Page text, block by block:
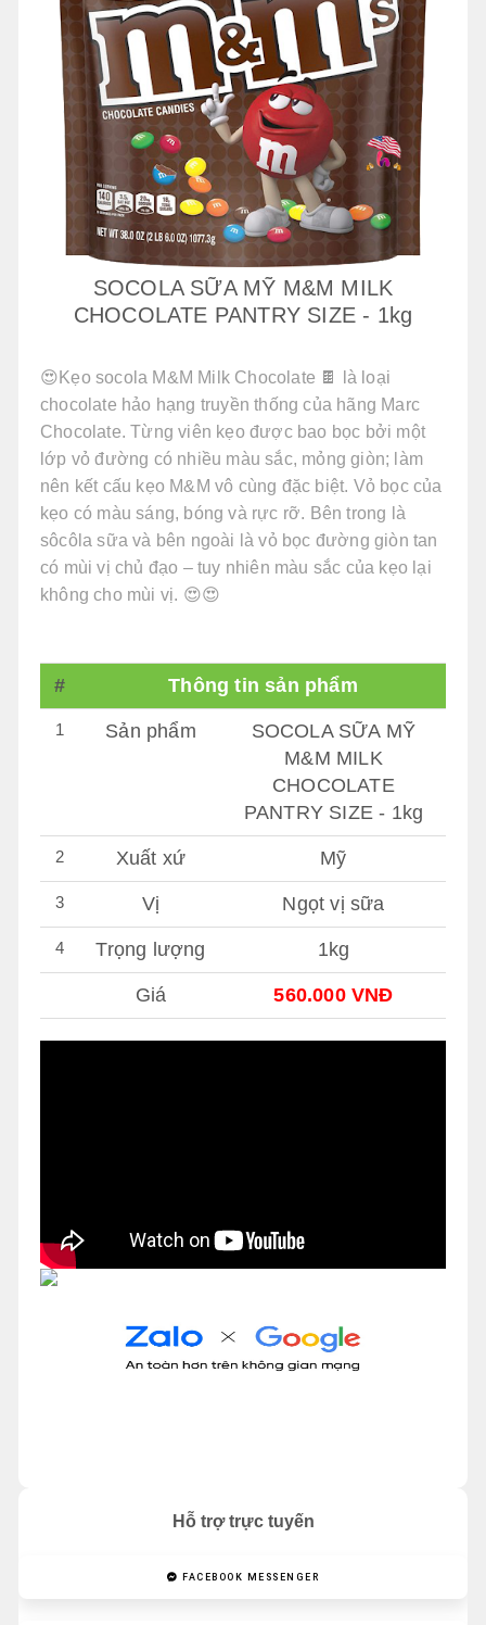
Hỗ trợ trực tuyến
FACEBOOK MESSENGER
SOCOLA SỮA MỸ M&M MILK
CHOCOLATE PANTRY SIZE - 1kg
😍Kẹo socola M&M Milk Chocolate 🍫 là loại
chocolate hảo hạng truyền thống của hãng Marc
Chocolate. Từng viên kẹo được bao bọc bởi một
lớp vỏ đường có nhiều màu sắc, mỏng giòn; làm
nên kết cấu kẹo M&M vô cùng đặc biệt. Vỏ bọc của
kẹo có màu sáng, bóng và rực rỡ. Bên trong là
sôcôla sữa và bên ngoài là vỏ bọc đường giòn tan
có mùi vị chủ đạo – tuy nhiên màu sắc của kẹo lại
không cho mùi vị. 😍😍
# Thông tin sản phẩm
1 Sản phẩm
SOCOLA SỮA MỸ
M&M MILK
CHOCOLATE
PANTRY SIZE - 1kg
2 Xuất xứ Mỹ
3 Vị Ngọt vị sữa
4 Trọng lượng 1kg
Giá 560.000 VNĐ